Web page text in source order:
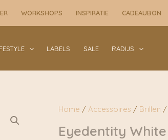
WORKSHOPS INSPIRATIE CADEAUBON
LABELS SALE RADIJS
Home / Accessoires / Brillen /
Eyedentity